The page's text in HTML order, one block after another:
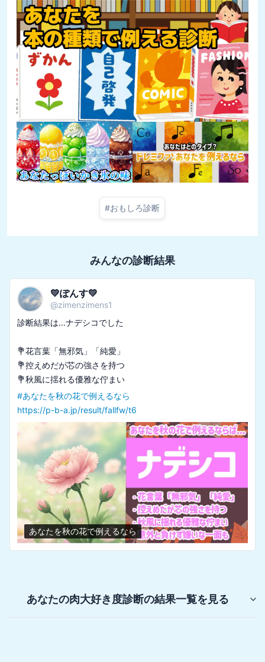
#おもしろ診断
みんなの診断結果
むぐさん@暇人
@tomoya_drive365
診断結果は...星野アクアでした
💎クールでドライなところがある
💎ストイックに目標達成を狙う
#推しの子キャラタイプ診断
https://p-b-a.jp/result/osinok/t2
推しの子キャラタイプ診断
あなたの肉大好き度診断の結果一覧を見る